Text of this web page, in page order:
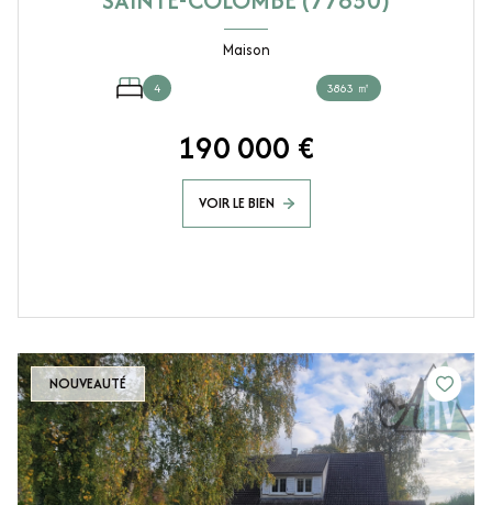
Maison
4 3863 ㎡
190 000 €
VOIR LE BIEN
NOUVEAUTÉ